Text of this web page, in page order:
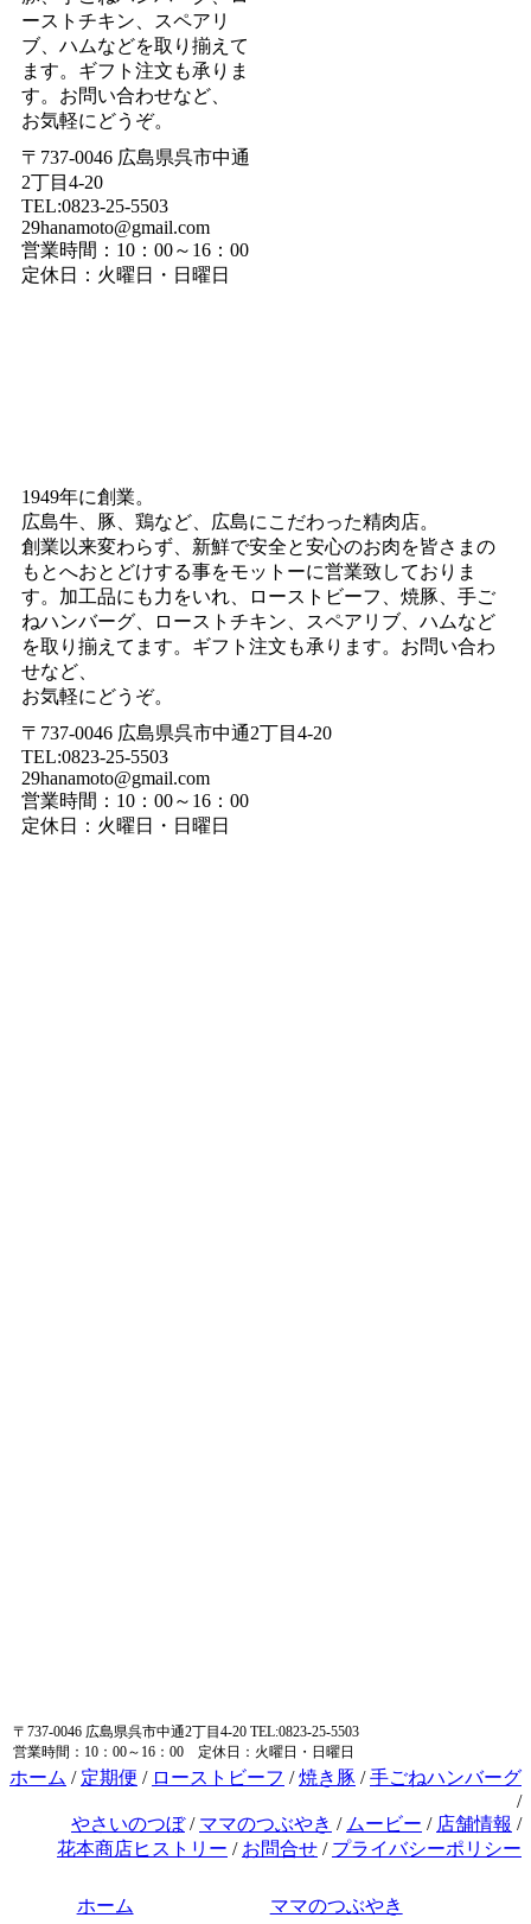
ーストチキン、スペアリ
ブ、ハムなどを取り揃えて
ます。ギフト注文も承りま
す。お問い合わせなど、
お気軽にどうぞ。
〒737-0046 広島県呉市中通
2丁目4-20
TEL:0823-25-5503
29hanamoto@gmail.com
営業時間：10：00～16：00
定休日：火曜日・日曜日
1949年に創業。
広島牛、豚、鶏など、広島にこだわった精肉店。
創業以来変わらず、新鮮で安全と安心のお肉を皆さまの
もとへおとどけする事をモットーに営業致しておりま
す。加工品にも力をいれ、ローストビーフ、焼豚、手ご
ねハンバーグ、ローストチキン、スペアリブ、ハムなど
を取り揃えてます。ギフト注文も承ります。お問い合わ
せなど、
お気軽にどうぞ。
〒737-0046 広島県呉市中通2丁目4-20
TEL:0823-25-5503
29hanamoto@gmail.com
営業時間：10：00～16：00
定休日：火曜日・日曜日
〒737-0046 広島県呉市中通2丁目4-20 TEL:0823-25-5503
営業時間：10：00～16：00 定休日：火曜日・日曜日
ホーム / 定期便 / ローストビーフ /焼き豚 /手ごねハンバーグ
/
やさいのつぼ/ ママのつぶやき / ムービー / 店舗情報 /
花本商店ヒストリー / お問合せ / プライバシーポリシー
ホーム ママのつぶやき